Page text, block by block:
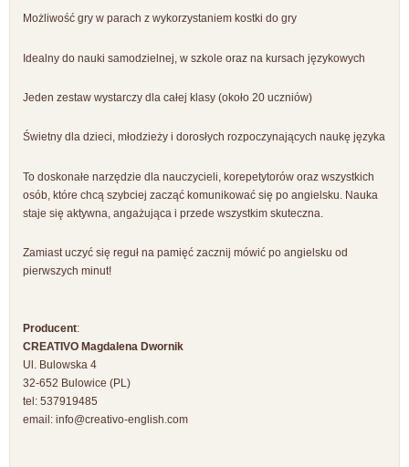
Możliwość gry w parach z wykorzystaniem kostki do gry
Idealny do nauki samodzielnej, w szkole oraz na kursach językowych
Jeden zestaw wystarczy dla całej klasy (około 20 uczniów)
Świetny dla dzieci, młodzieży i dorosłych rozpoczynających naukę języka
To doskonałe narzędzie dla nauczycieli, korepetytorów oraz wszystkich
osób, które chcą szybciej zacząć komunikować się po angielsku. Nauka
staje się aktywna, angażująca i przede wszystkim skuteczna.
Zamiast uczyć się reguł na pamięć zacznij mówić po angielsku od
pierwszych minut!
Producent:
CREATIVO Magdalena Dwornik
Ul. Bulowska 4
32-652 Bulowice (PL)
tel: 537919485
email: info@creativo-english.com